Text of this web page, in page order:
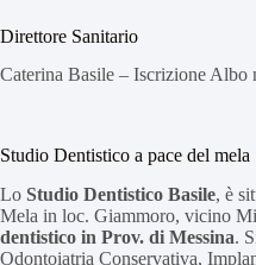
Direttore Sanitario
Caterina Basile – Iscrizione Albo
Studio Dentistico a pace del mela
Lo Studio Dentistico Basile, è
Mela in loc. Giammoro, vicino
dentistico in Prov. di Messina.
Odontoiatria Conservativa,